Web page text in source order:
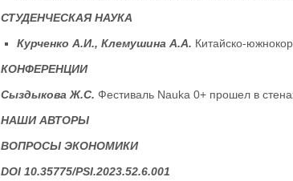
СТУДЕНЧЕСКАЯ НАУКА
Курченко А.И., Клемушина А.А. Китайско-
КОНФЕРЕНЦИИ
Сыздыкова Ж.С. Фестиваль Nauka 0+ прошел в
НАШИ АВТОРЫ
ВОПРОСЫ ЭКОНОМИКИ
DOI 10.35775/PSI.2023.52.6.001